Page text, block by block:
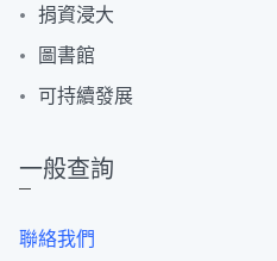
捐資浸大
圖書館
可持續發展
一般查詢
聯絡我們